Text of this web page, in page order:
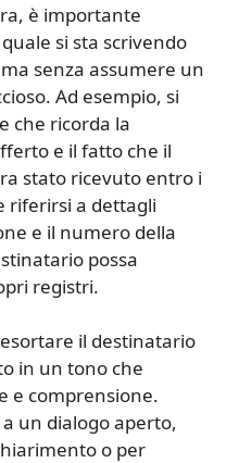
è importante
si sta scrivendo
senza assumere un
Ad esempio, si
che ricorda la
e il fatto che il
stato ricevuto entro i
riferirsi a dettagli
e il numero della
possa
registri.
il destinatario
in un tono che
e comprensione.
un dialogo aperto,
o per